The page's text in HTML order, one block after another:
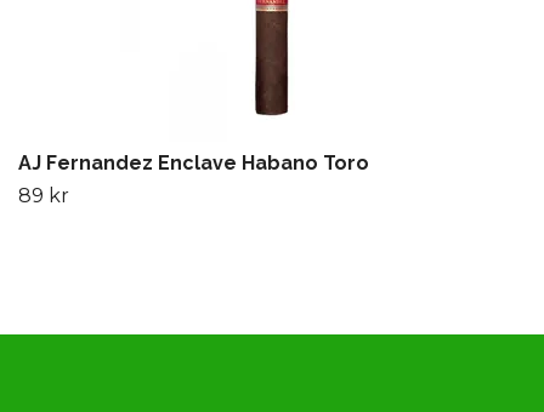
AJ Fernandez Enclave Habano Toro
89 kr